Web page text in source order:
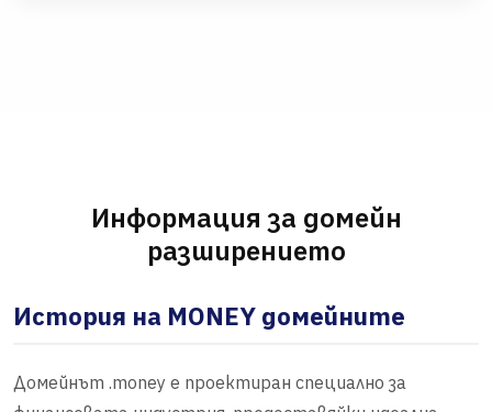
Информация за домейн
разширението
История на MONEY домейните
Домейнът .money е проектиран специално за